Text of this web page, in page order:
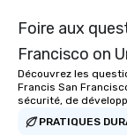
Foire aux
Francisco on
Découvrez les
Francis San
sécurité, de
PRATIQUES